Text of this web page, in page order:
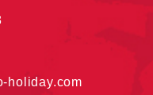
holiday.com